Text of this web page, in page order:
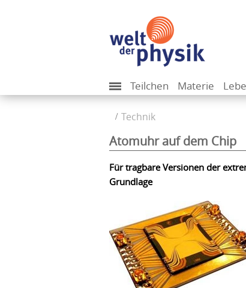
Teilchen Materie
Technik
Atomuhr auf dem Chip
Für tragbare Versionen der
Grundlage